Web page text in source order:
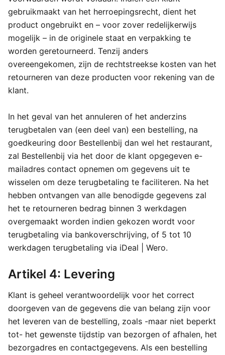
gebruikmaakt van het herroepingsrecht, dient het
product ongebruikt en – voor zover redelijkerwijs
mogelijk – in de originele staat en verpakking te
worden geretourneerd. Tenzij anders
overeengekomen, zijn de rechtstreekse kosten van het
retourneren van deze producten voor rekening van de
klant.
In het geval van het annuleren of het anderzins
terugbetalen van (een deel van) een bestelling, na
goedkeuring door Bestellenbij dan wel het restaurant,
zal Bestellenbij via het door de klant opgegeven e-
mailadres contact opnemen om gegevens uit te
wisselen om deze terugbetaling te faciliteren. Na het
hebben ontvangen van alle benodigde gegevens zal
het te retourneren bedrag binnen 3 werkdagen
overgemaakt worden indien gekozen wordt voor
terugbetaling via bankoverschrijving, of 5 tot 10
werkdagen terugbetaling via iDeal | Wero.
Artikel 4: Levering
Klant is geheel verantwoordelijk voor het correct
doorgeven van de gegevens die van belang zijn voor
het leveren van de bestelling, zoals -maar niet beperkt
tot- het gewenste tijdstip van bezorgen of afhalen, het
bezorgadres en contactgegevens. Als een bestelling